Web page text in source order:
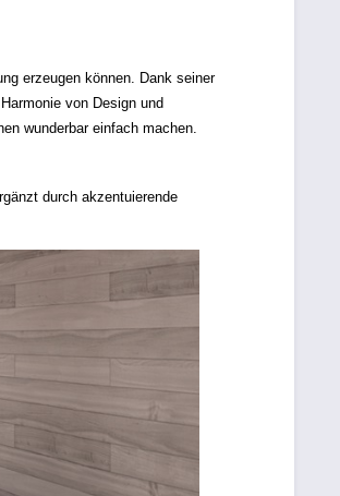
erzeugen können. Dank seiner
von Design und
wunderbar einfach machen.
durch akzentuierende